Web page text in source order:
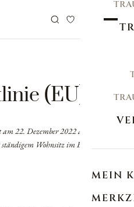
MEIN
(EU)
22. Dezember 2022 aktualisiert
Wohnsitz im Europäischen